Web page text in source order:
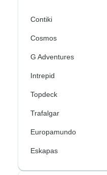
Contiki
Cosmos
G Adventures
Intrepid
Topdeck
Trafalgar
Europamundo
Eskapas